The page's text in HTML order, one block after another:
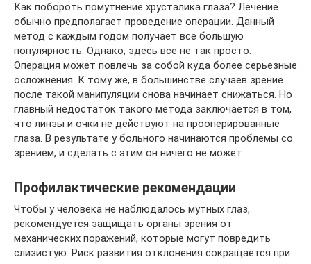
Как побороть помутнение хрусталика глаза? Лечение
обычно предполагает проведение операции. Данный
метод с каждым годом получает все большую
популярность. Однако, здесь все не так просто.
Операция может повлечь за собой куда более серьезные
осложнения. К тому же, в большинстве случаев зрение
после такой манипуляции снова начинает снижаться. Но
главный недостаток такого метода заключается в том,
что линзы и очки не действуют на прооперированные
глаза. В результате у больного начинаются проблемы со
зрением, и сделать с этим он ничего не может.
Профилактические рекомендации
Чтобы у человека не наблюдалось мутных глаз,
рекомендуется защищать органы зрения от
механических поражений, которые могут повредить
слизистую. Риск развития отклонения сокращается при